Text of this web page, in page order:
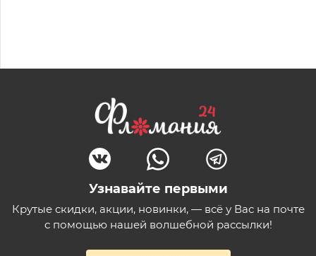
Узнавайте первыми
Крутые скидки, акции, новинки, — всё у Вас на почте
с помощью нашей волшебной рассылки!